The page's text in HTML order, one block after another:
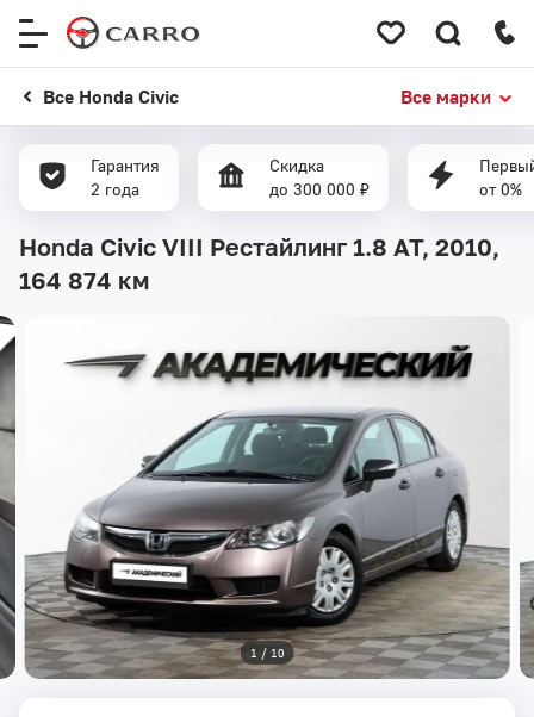
Все Honda Civic Все марки
Гарантия
2 года
Скидка
до 300 000 ₽
от 0%
Honda Civic VIII Рестайлинг 1.8 AT, 2010,
164 874 км
1 / 10